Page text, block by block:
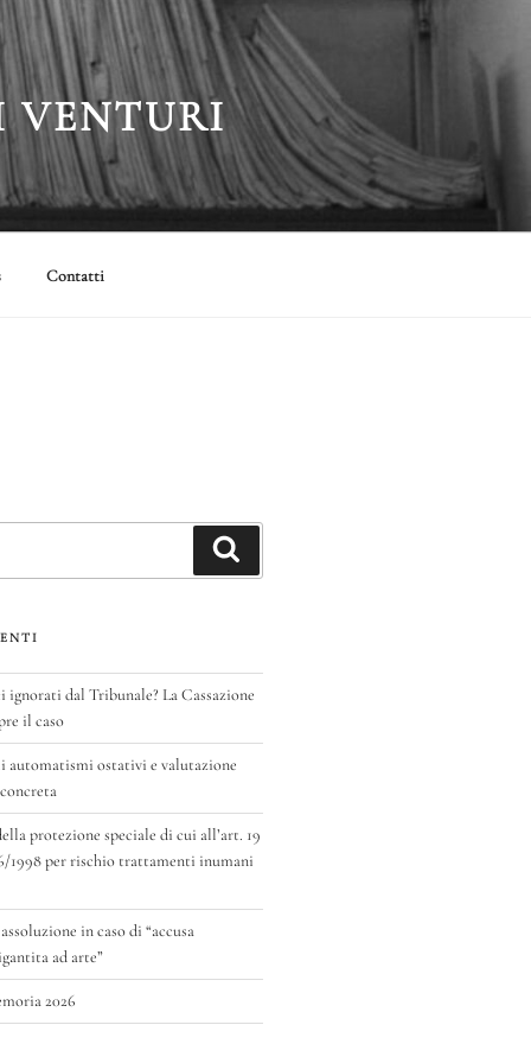
VENTURI
Contatti
dal Tribunale? La Cassazione
il caso
automatismi ostativi e valutazione
protezione speciale di cui all’art. 19
1998 per rischio trattamenti inumani
in caso di “accusa
ad arte”
2026